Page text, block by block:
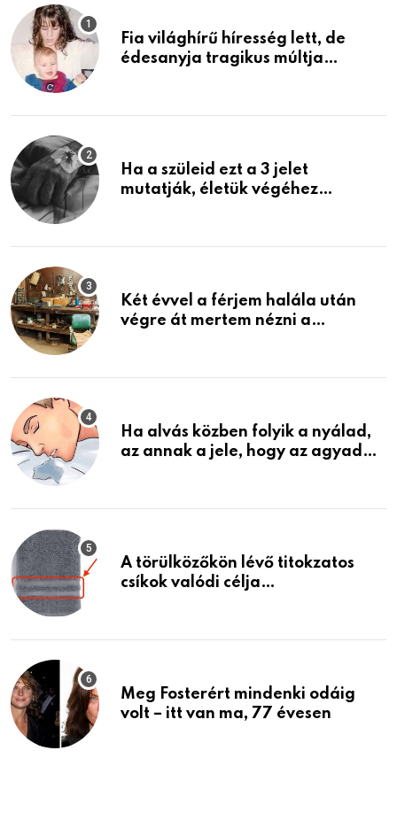
Fia világhírű híresség lett, de
édesanyja tragikus múltja
Ha a szüleid ezt a 3 jelet
mutatják, életük végéhez
Két évvel a férjem halála után
végre át mertem nézni a
életemet
Ha alvás közben folyik a nyálad,
az annak a jele, hogy az agyad…
A törülközőkön lévő titokzatos
csíkok valódi célja…
Meg Fosterért mindenki odáig
volt – itt van ma, 77 évesen